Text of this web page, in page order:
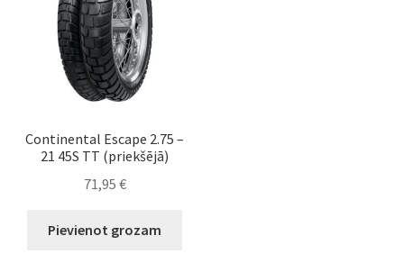
Continental Escape 2.75 –
21 45S TT (priekšējā)
71,95 €
Pievienot grozam